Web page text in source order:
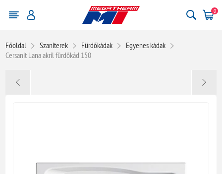
0
Főoldal Szaniterek Fürdőkádak
Egyenes kádak
Cersanit Lana akril fürdőkád 150